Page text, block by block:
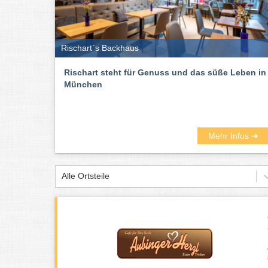
Sahne im Bratraindl gebacken!), Rohrnudeln mit
Also los geht’s: Genießt das unbeschwerte süße
Rischart`s Backhaus
Rischart steht für Genuss und das süße Leben in
München
Mehr Infos ➜
Alle Ortsteile